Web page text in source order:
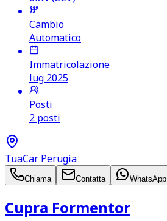
Cambio
Automatico
Immatricolazione
lug 2025
Posti
2 posti
TuaCar Perugia
Chiama Contatta WhatsApp
Cupra Formentor